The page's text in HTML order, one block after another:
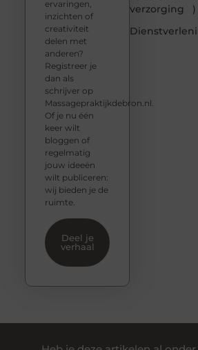
verzorging
)
ervaringen,
inzichten of
creativiteit
delen met
anderen?
Registreer je
dan als
schrijver op
Massagepraktijkdebron.nl.
Of je nu één
keer wilt
bloggen of
regelmatig
jouw ideeën
wilt publiceren:
wij bieden je de
ruimte.
Deel je
verhaal